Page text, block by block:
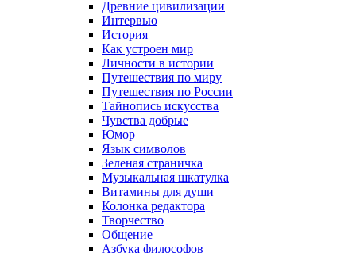
Древние цивилизации
Интервью
История
Как устроен мир
Личности в истории
Путешествия по миру
Путешествия по России
Тайнопись искусства
Чувства добрые
Юмор
Язык символов
Зеленая страничка
Музыкальная шкатулка
Витамины для души
Колонка редактора
Творчество
Общение
Азбука философов